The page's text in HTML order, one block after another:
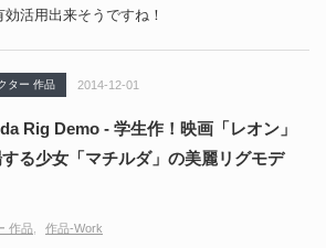
活用出来そうですね！
ター 作品 2014-12-01
Rig Demo - 学生作！映画「レオン」
る少女「マチルダ」の美麗リグモデ
作品 作品-Work